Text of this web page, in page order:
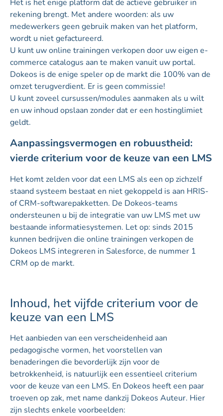
Het is het enige platform dat de actieve gebruiker in
rekening brengt. Met andere woorden: als uw
medewerkers geen gebruik maken van het platform,
wordt u niet gefactureerd.
U kunt uw online trainingen verkopen door uw eigen e-
commerce catalogus aan te maken vanuit uw portal.
Dokeos is de enige speler op de markt die 100% van de
omzet terugverdient. Er is geen commissie!
U kunt zoveel cursussen/modules aanmaken als u wilt
en uw inhoud opslaan zonder dat er een hostinglimiet
geldt.
Aanpassingsvermogen en robuustheid:
vierde criterium voor de keuze van een LMS
Het komt zelden voor dat een LMS als een op zichzelf
staand systeem bestaat en niet gekoppeld is aan HRIS-
of CRM-softwarepakketten. De Dokeos-teams
ondersteunen u bij de integratie van uw LMS met uw
bestaande informatiesystemen. Let op: sinds 2015
kunnen bedrijven die online trainingen verkopen de
Dokeos LMS integreren in Salesforce, de nummer 1
CRM op de markt.
Inhoud, het vijfde criterium voor de
keuze van een LMS
Het aanbieden van een verscheidenheid aan
pedagogische vormen, het voorstellen van
benaderingen die bevorderlijk zijn voor de
betrokkenheid, is natuurlijk een essentieel criterium
voor de keuze van een LMS. En Dokeos heeft een paar
troeven op zak, met name dankzij Dokeos Auteur. Hier
zijn slechts enkele voorbeelden: